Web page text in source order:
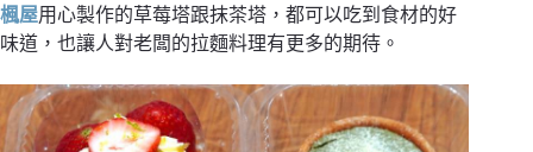
楓屋用心製作的草莓塔跟抹茶塔，都可以吃到食材的好
味道，也讓人對老闆的拉麵料理有更多的期待。